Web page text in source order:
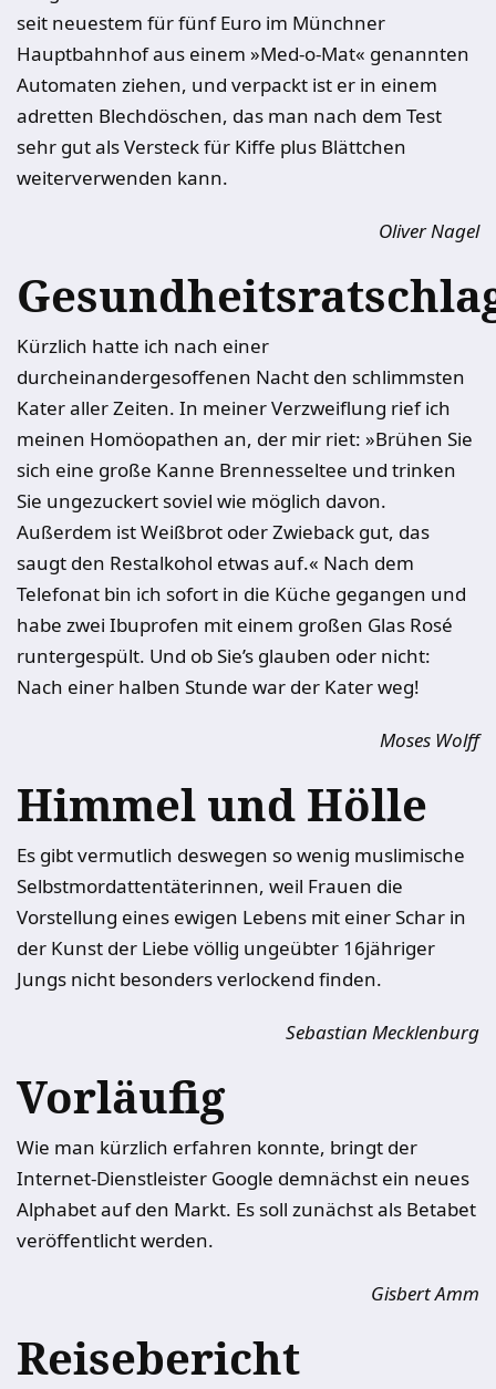
seit neuestem für fünf Euro im Münchner
Hauptbahnhof aus einem »Med-o-Mat« genannten
Automaten ziehen, und verpackt ist er in einem
adretten Blechdöschen, das man nach dem Test
sehr gut als Versteck für Kiffe plus Blättchen
weiterverwenden kann.
Oliver Nagel
Kürzlich hatte ich nach einer
durcheinandergesoffenen Nacht den schlimmsten
Kater aller Zeiten. In meiner Verzweiflung rief ich
meinen Homöopathen an, der mir riet: »Brühen Sie
sich eine große Kanne Brennesseltee und trinken
Sie ungezuckert soviel wie möglich davon.
Außerdem ist Weißbrot oder Zwieback gut, das
saugt den Restalkohol etwas auf.« Nach dem
Telefonat bin ich sofort in die Küche gegangen und
habe zwei Ibu­profen mit einem großen Glas Rosé
runtergespült. Und ob Sie’s glauben oder nicht:
Nach einer halben Stunde war der Kater weg!
Moses Wolff
Himmel und Hölle
Es gibt vermutlich deswegen so wenig muslimische
Selbstmordattentäterinnen, weil Frauen die
Vorstellung eines ewigen Lebens mit einer Schar in
der Kunst der Liebe völlig ungeübter 16jähriger
Jungs nicht besonders verlockend finden.
Sebastian Mecklenburg
Vorläufig
Wie man kürzlich erfahren konnte, bringt der
Internet-Dienstleister Google demnächst ein neues
Alphabet auf den Markt. Es soll zunächst als Betabet
veröffentlicht werden.
Gisbert Amm
Reisebericht